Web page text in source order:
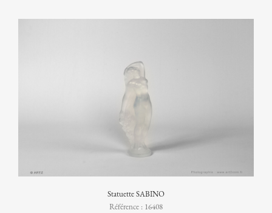
Statuette SABINO
Référence : 16408